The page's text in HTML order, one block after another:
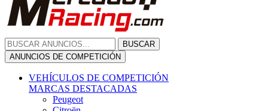
BUSCAR
ANUNCIOS DE COMPETICIÓN
VEHÍCULOS DE COMPETICIÓN
MARCAS DESTACADAS
Peugeot